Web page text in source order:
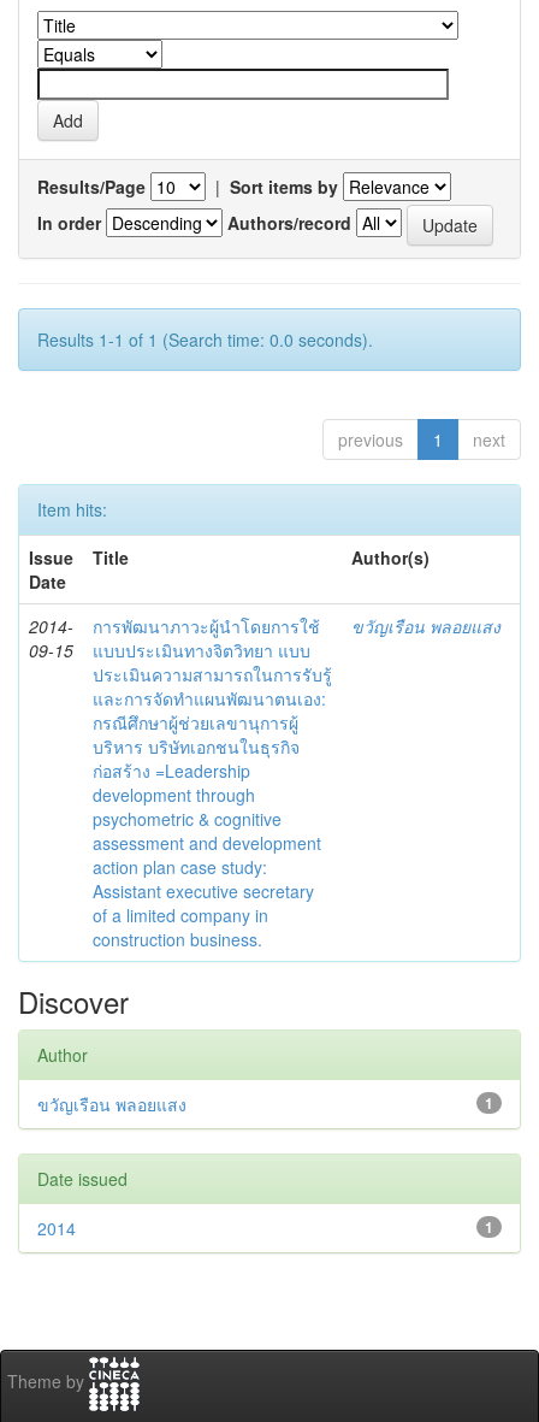
Results/Page | Sort items by
In order
Authors/record
Results 1-1 of 1 (Search time: 0.0 seconds).
previous 1 next
Item hits:
Issue
Date
Title Author(s)
2014-
09-15
การพัฒนาภาวะผู้นำโดยการใช้
แบบประเมินทางจิตวิทยา แบบ
ประเมินความสามารถในการรับรู้
และการจัดทำแผนพัฒนาตนเอง:
กรณีศึกษาผู้ช่วยเลขานุการผู้
บริหาร บริษัทเอกชนในธุรกิจ
ก่อสร้าง =Leadership
development through
psychometric & cognitive
assessment and development
action plan case study:
Assistant executive secretary
of a limited company in
construction business.
ขวัญเรือน พลอยแสง
Discover
Author
1
ขวัญเรือน พลอยแสง
Date issued
1
2014
Theme by